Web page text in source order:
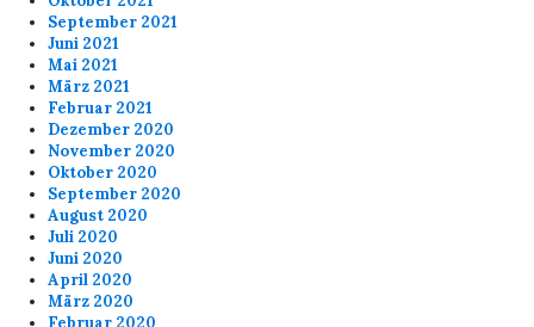
September 2021
Juni 2021
Mai 2021
März 2021
Februar 2021
Dezember 2020
November 2020
Oktober 2020
September 2020
August 2020
Juli 2020
Juni 2020
April 2020
März 2020
Februar 2020